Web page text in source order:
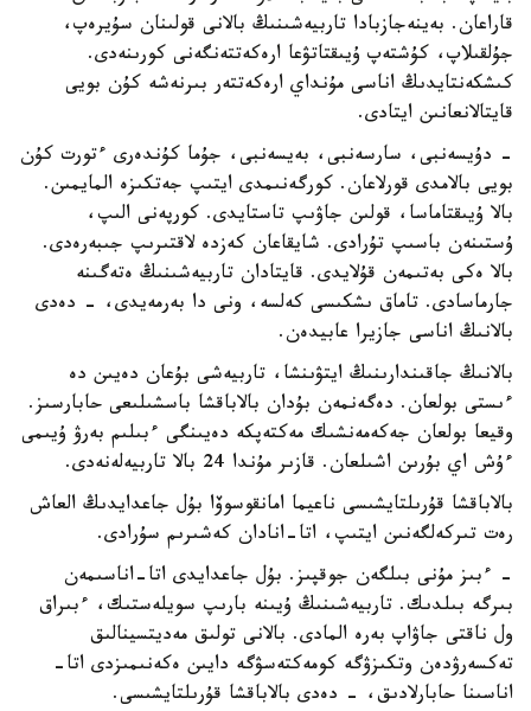
قاراعان. بەينەجازبادا تاربيەشىنىڭ بالانى قولىنان سۇيرەپ،
جۇلقىلاپ، كۇشتەپ ۇيىقتاتۋعا ارەكەتتەنگەنى كورىنەدى.
كىشكەنتايدىڭ اناسى مۇنداي ارەكەتتەر بىرنەشە كۇن بويى
قايتالانعانىن ايتادى.
- دۇيسەنبى، سارسەنبى، بەيسەنبى، جۇما كۇندەرى ءتورت كۇن
بويى بالامدى قورلاعان. كورگەنىمدى ايتىپ جەتكىزە المايمىن.
بالا ۇيىقتاماسا، قولىن جاۋىپ تاستايدى. كورپەنى الىپ،
ۇستىنەن باسىپ تۇرادى. شايقاعان كەزدە لاقتىرىپ جىبەرەدى.
بالا ەكى بەتىمەن قۇلايدى. قايتادان تاربيەشىنىڭ ەتەگىنە
جارماسادى. تاماق ىشكىسى كەلسە، ونى دا بەرمەيدى، - دەدى
بالانىڭ اناسى جازيرا عابيدەن.
بالانىڭ جاقىندارىنىڭ ايتۋىنشا، تاربيەشى بۇعان دەيىن دە
ءىستى بولعان. دەگەنمەن بۇدان بالاباقشا باسشىلىعى حابارسىز.
وقيعا بولعان جەكەمەنشىك مەكتەپكە دەيىنگى ءبىلىم بەرۋ ۇيىمى
ءۇش اي بۇرىن اشىلعان. قازىر مۇندا 24 بالا تاربيەلەنەدى.
بالاباقشا قۇرىلتايشىسى ناعيما امانقوسوۆا بۇل جاعدايدىڭ العاش
رەت تىركەلگەنىن ايتىپ، اتا-انادان كەشىرىم سۇرادى.
- ءبىز مۇنى بىلگەن جوقپىز. بۇل جاعدايدى اتا-اناسىمەن
بىرگە بىلدىك. تاربيەشىنىڭ ۇيىنە بارىپ سويلەستىك، ءبىراق
ول ناقتى جاۋاپ بەرە المادى. بالانى تولىق مەديتسينالىق
تەكسەرۋدەن وتكىزۋگە كومەكتەسۋگە دايىن ەكەنىمىزدى اتا-
اناسىنا حابارلادىق، - دەدى بالاباقشا قۇرىلتايشىسى.